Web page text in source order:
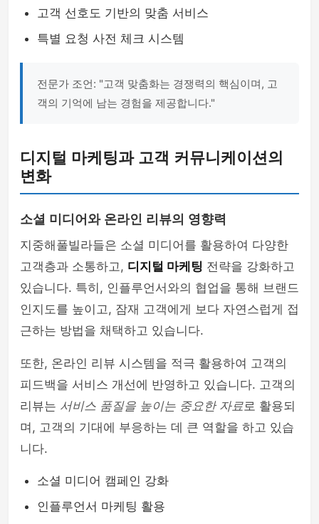
고객 선호도 기반의 맞춤 서비스
특별 요청 사전 체크 시스템
전문가 조언: "고객 맞춤화는 경쟁력의 핵심이며, 고
객의 기억에 남는 경험을 제공합니다."
디지털 마케팅과 고객 커뮤니케이션의
변화
소셜 미디어와 온라인 리뷰의 영향력
지중해풀빌라들은 소셜 미디어를 활용하여 다양한
고객층과 소통하고, 디지털 마케팅 전략을 강화하고
있습니다. 특히, 인플루언서와의 협업을 통해 브랜드
인지도를 높이고, 잠재 고객에게 보다 자연스럽게 접
근하는 방법을 채택하고 있습니다.
또한, 온라인 리뷰 시스템을 적극 활용하여 고객의
피드백을 서비스 개선에 반영하고 있습니다. 고객의
리뷰는 서비스 품질을 높이는 중요한 자료로 활용되
며, 고객의 기대에 부응하는 데 큰 역할을 하고 있습
니다.
소셜 미디어 캠페인 강화
인플루언서 마케팅 활용